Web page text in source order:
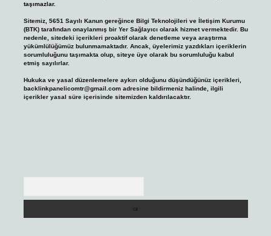
taşımazlar.
Sitemiz, 5651 Sayılı Kanun gereğince Bilgi Teknolojileri ve İletişim Kurumu
(BTK) tarafından onaylanmış bir Yer Sağlayıcı olarak hizmet vermektedir. Bu
nedenle, sitedeki içerikleri proaktif olarak denetleme veya araştırma
yükümlülüğümüz bulunmamaktadır. Ancak, üyelerimiz yazdıkları içeriklerin
sorumluluğunu taşımakta olup, siteye üye olarak bu sorumluluğu kabul
etmiş sayılırlar.
Hukuka ve yasal düzenlemelere aykırı olduğunu düşündüğünüz içerikleri,
backlinkpanelicomtr@gmail.comadresine bildirmeniz halinde, ilgili
içerikler yasal süre içerisinde sitemizden kaldırılacaktır.